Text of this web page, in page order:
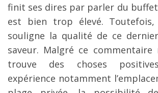
finit ses dires par parler du
est bien trop élevé. Toutefois,
souligne la qualité de ce
saveur. Malgré ce commentaire
trouve des choses
expérience notamment